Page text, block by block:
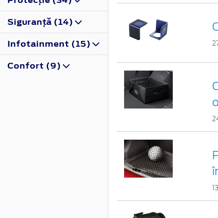
Siguranţă (14)
Infotainment (15)
Confort (9)